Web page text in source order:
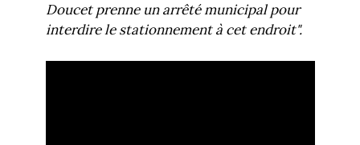
Doucet prenne un arrêté municipal pour
interdire le stationnement à cet endroit".